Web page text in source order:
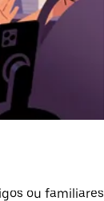
ou familiares